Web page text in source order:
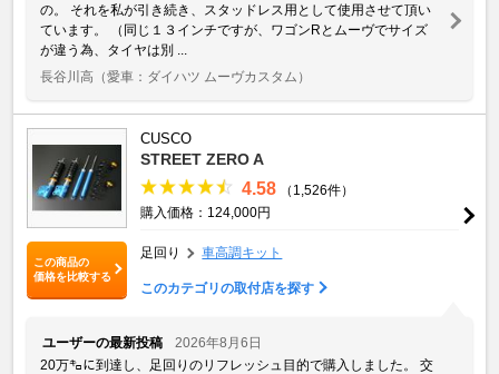
の。 それを私が引き続き、スタッドレス用として使用させて頂い
ています。 （同じ１３インチですが、ワゴンRとムーヴでサイズ
が違う為、タイヤは別 ...
長谷川高 （愛車：ダイハツ ムーヴカスタム）
この商品の
価格を比較する
CUSCO
STREET ZERO A
4.58
（1,526件）
購入価格：124,000円
足回り 車高調キット
このカテゴリの取付店を探す
ユーザーの最新投稿
2026年8月6日
20万㌔に到達し、足回りのリフレッシュ目的で購入しました。 交